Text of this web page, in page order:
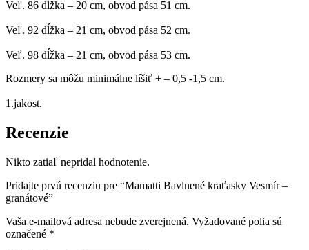
Veľ. 86 dĺžka – 20 cm, obvod pása 51 cm.
Veľ. 92 dĺžka – 21 cm, obvod pása 52 cm.
Veľ. 98 dĺžka – 21 cm, obvod pása 53 cm.
Rozmery sa môžu minimálne líšiť + – 0,5 -1,5 cm.
1.jakost.
Recenzie
Nikto zatiaľ nepridal hodnotenie.
Pridajte prvú recenziu pre “Mamatti Bavlnené kraťasky Vesmír –
granátové”
Vaša e-mailová adresa nebude zverejnená. Vyžadované polia sú
označené *